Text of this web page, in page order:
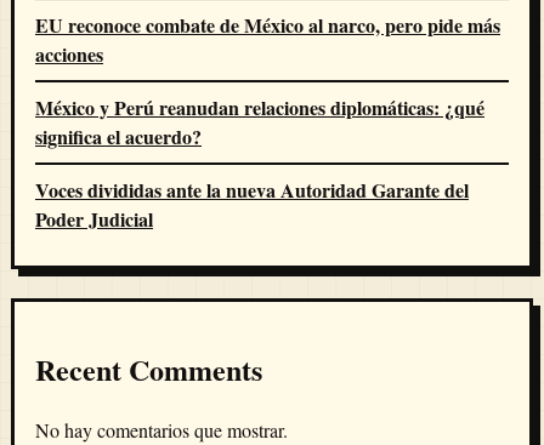
EU reconoce combate de México al narco, pero pide más
acciones
México y Perú reanudan relaciones diplomáticas: ¿qué
significa el acuerdo?
Voces divididas ante la nueva Autoridad Garante del
Poder Judicial
Recent Comments
No hay comentarios que mostrar.